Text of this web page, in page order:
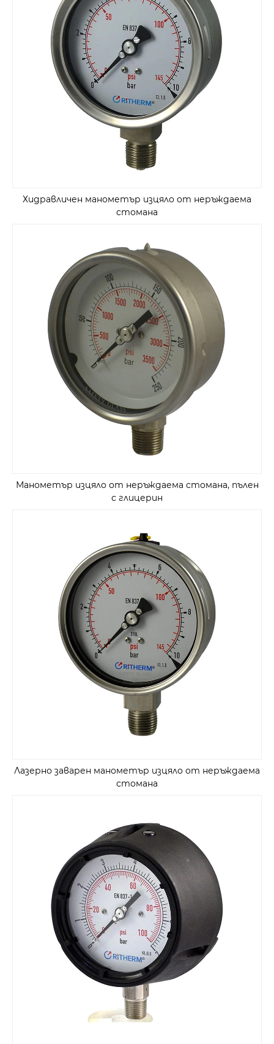
Хидравличен манометър изцяло от неръждаема
стомана
Манометър изцяло от неръждаема стомана, пълен
с глицерин
Лазерно заварен манометър изцяло от неръждаема
стомана